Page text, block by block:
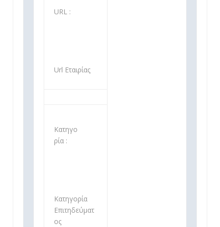
URL :
Url Εταιρίας
Κατηγο
ρία :
Κατηγορία
Επιτηδεύματ
ος